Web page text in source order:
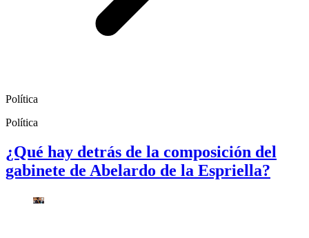
Política
Política
¿Qué hay detrás de la composición del
gabinete de Abelardo de la Espriella?